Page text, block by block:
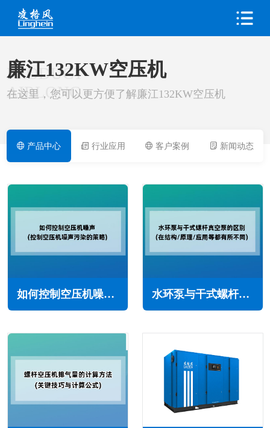
PRODUCT
AIRLONG
廉江132KW空压机
在这里，您可以更方便了解廉江132KW空压机
产品中心 行业应用 客户案例 新闻动态
如何控制空压机噪声(控制空压机噪声污染的策略) 水环泵与干式螺杆真空泵的区别(在结构/原理/应用等都有所不同)